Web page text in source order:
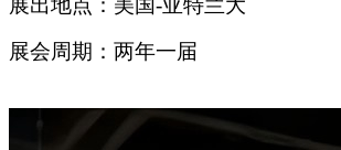
展出地点：美国-亚特兰大
展会周期：两年一届